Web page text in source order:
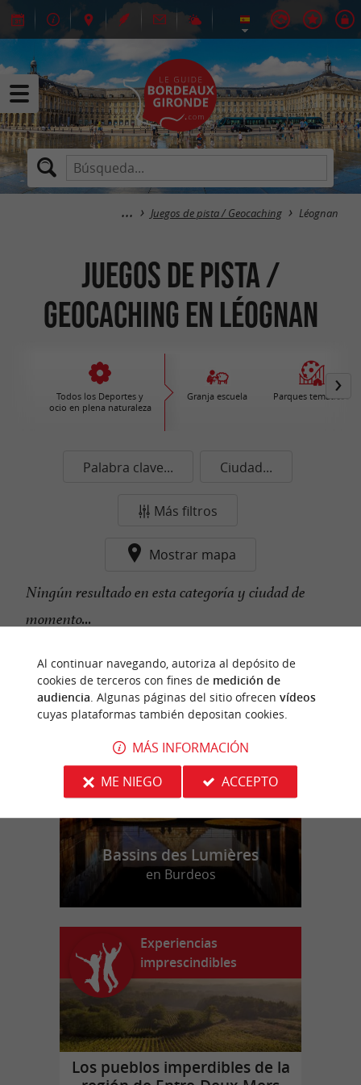
Juegos de pista / Geocaching Léognan
Juegos de pista /
Geocaching en Léognan
Todos los Deportes y
ocio en plena naturaleza
Granja escuela Parques temáticos
Palabra clave... Ciudad...
Más filtros
Mostrar mapa
Ningún resultado en esta categoría y ciudad de
momento...
n
u
e
s
t
r
o
f
a
v
o
r
i
t
o
Bassins des Lumières
en Burdeos
Experiencias
imprescindibles
Los pueblos imperdibles de la
Al continuar navegando, autoriza al depósito de
cookies de terceros con fines de medición de
audiencia . Algunas páginas del sitio ofrecen vídeos
cuyas plataformas también depositan cookies.
MÁS INFORMACIÓN
ME NIEGO
ACCEPTO